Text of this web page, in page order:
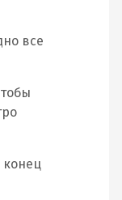
все
конец